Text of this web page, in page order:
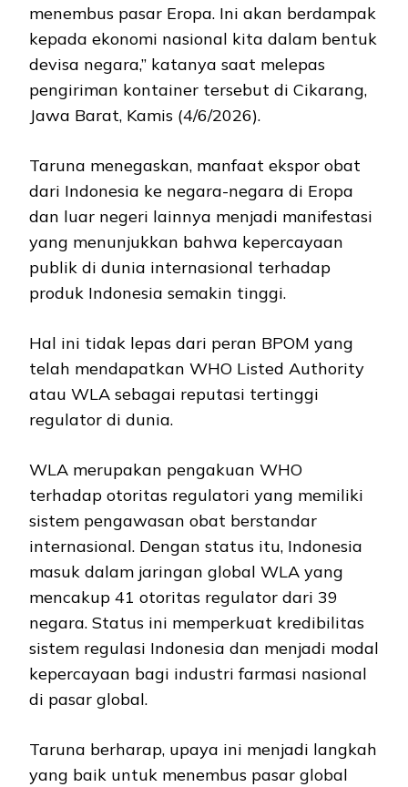
menembus pasar Eropa. Ini akan berdampak
kepada ekonomi nasional kita dalam bentuk
devisa negara,” katanya saat melepas
pengiriman kontainer tersebut di Cikarang,
Jawa Barat, Kamis (4/6/2026).
Taruna menegaskan, manfaat ekspor obat
dari Indonesia ke negara-negara di Eropa
dan luar negeri lainnya menjadi manifestasi
yang menunjukkan bahwa kepercayaan
publik di dunia internasional terhadap
produk Indonesia semakin tinggi.
Hal ini tidak lepas dari peran BPOM yang
telah mendapatkan WHO Listed Authority
atau WLA sebagai reputasi tertinggi
regulator di dunia.
WLA merupakan pengakuan WHO
terhadap otoritas regulatori yang memiliki
sistem pengawasan obat berstandar
internasional. Dengan status itu, Indonesia
masuk dalam jaringan global WLA yang
mencakup 41 otoritas regulator dari 39
negara. Status ini memperkuat kredibilitas
sistem regulasi Indonesia dan menjadi modal
kepercayaan bagi industri farmasi nasional
di pasar global.
Taruna berharap, upaya ini menjadi langkah
yang baik untuk menembus pasar global